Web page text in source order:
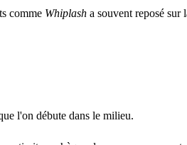
comme Whiplash a souvent reposé sur
l'on débute dans le milieu.